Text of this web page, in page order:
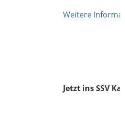
Weitere
Jetzt ins SSV